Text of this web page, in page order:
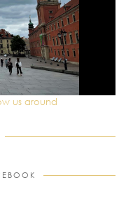
us around